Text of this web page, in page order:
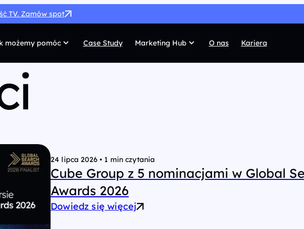
TV. Zamów spot
MarTech
Afiliacja
Technologia
możemy pomóc Case Study Marketing Hub O nas Kariera
24 lipca 2026 • 1 min czytania
Cube Group z 5 nominacjami w Global
Awards 2026
Dowiedz się więcej